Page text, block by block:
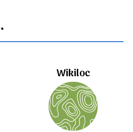
Wikiloc